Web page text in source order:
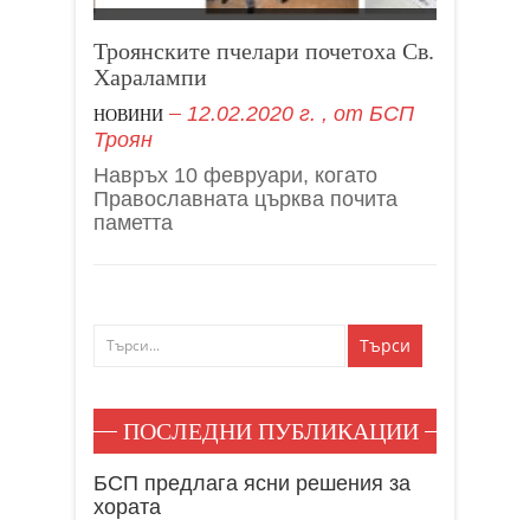
Троянските пчелари почетоха Св.
Харалампи
НОВИНИ 12.02.2020 г. , от БСП
Троян
Навръх 10 февруари, когато
Православната църква почита
паметта
ПОСЛЕДНИ ПУБЛИКАЦИИ
БСП предлага ясни решения за
хората